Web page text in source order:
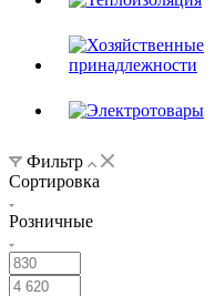
Фильтр
Сортировка
Розничные